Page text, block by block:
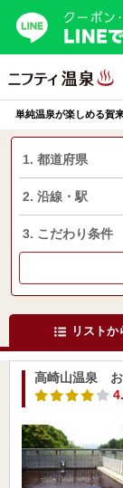
単純温泉が楽しめる賀
1. 都道府県
2. 沿線・駅
3. こだわり条件
リストか
高崎山温泉 お